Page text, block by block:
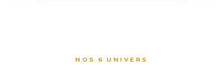
NOS 6 UNIVERS